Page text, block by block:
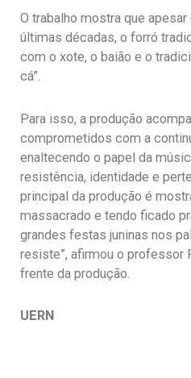
O trabalho mostra que
últimas décadas, o forró
com o xote, o baião e o
cá”.
Para isso, a produção
comprometidos com a
enaltecendo o papel da
resistência, identidade e
principal da produção é
massacrado e tendo ficado
grandes festas juninas nos
resiste”, afirmou o professor
frente da produção.
UERN